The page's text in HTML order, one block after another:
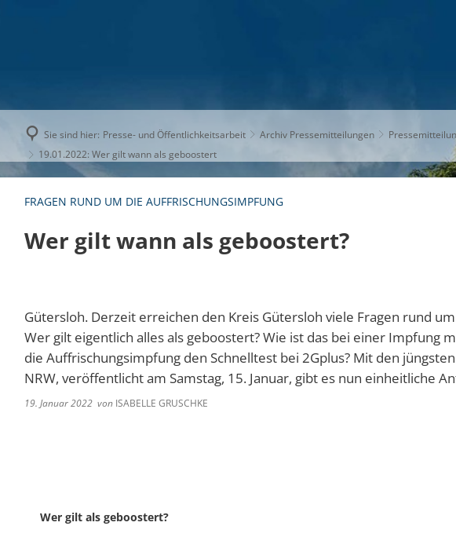
Sie sind hier: Presse- und Öffentlichkeitsarbeit Archiv Pressemitteilungen
19.01.2022: Wer gilt wann als geboostert
FRAGEN RUND UM DIE AUFFRISCHUNGSIMPFUNG
Wer gilt wann als geboostert?
Gütersloh. Derzeit erreichen den Kreis Gütersloh viele Fragen rund
Wer gilt eigentlich alles als geboostert? Wie ist das bei einer Impfung
die Auffrischungsimpfung den Schnelltest bei 2Gplus? Mit den
NRW, veröffentlicht am Samstag, 15. Januar, gibt es nun einheitliche
19. Januar 2022 von ISABELLE GRUSCHKE
Wer gilt als geboostert?